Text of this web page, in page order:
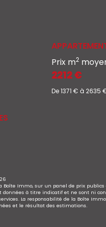
Prix m2
2212 €
De 1371 € à 2635
Boîte Immo, sur un panel de prix
données à titre indicatif et ne sont ni
La responsabilité de la Boîte
et le résultat des estimations.